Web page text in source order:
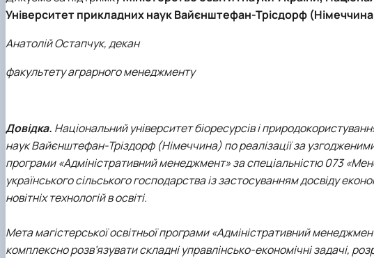
Університет прикладних наук Вайєнштефан-Трісдорф
Анатолій Остапчук, декан
факультету аграрного менеджменту
Довідка. Національний університет біоресурсів і
наук Вайєнштефан-Тріздорф (Німеччина) по реалізації за
програми «Адміністративний менеджмент» за спеціальністю 073
українського сільського господарства із застосуванням досвіду
новітніх технологій в освіті.
Мета магістерської освітньої програми «Адміністративний
комплексно розв’язувати складні управлінсько-економічні задачі,